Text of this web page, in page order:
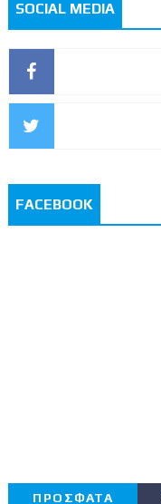
SOCIAL MEDIA
FACEBOOK
ΠΡΟΣΦΑΤΑ